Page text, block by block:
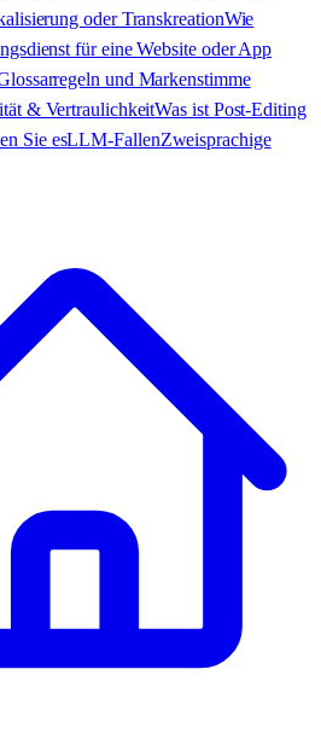
oder TranskreationWie
für eine Website oder App
und Markenstimme
& VertraulichkeitWas ist Post-Editing
Sie esLLM-FallenZweisprachige